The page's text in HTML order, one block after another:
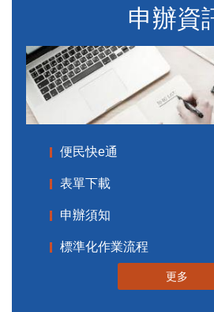
申辦資
便民快e通
表單下載
申辦須知
標準化作業流程
更多